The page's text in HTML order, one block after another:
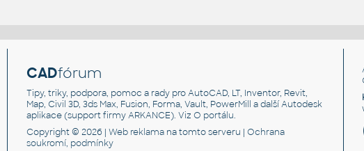
CADfórum
Tipy, triky, podpora, pomoc a rady pro AutoCAD, LT, Inventor, Revit,
Map, Civil 3D, 3ds Max, Fusion, Forma, Vault, PowerMill a další Autodesk
aplikace (support firmy ARKANCE). VizO portálu.
Copyright © 2026 |Web reklama na tomto serveru |Ochrana
soukromí, podmínky